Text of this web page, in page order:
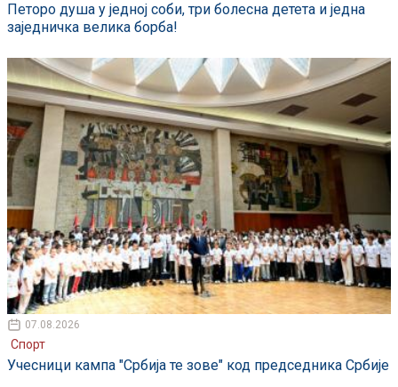
Петоро душа у једној соби, три болесна детета и једна
заједничка велика борба!
07.08.2026
Спорт
Учесници кампа "Србија те зове" код председника Србије